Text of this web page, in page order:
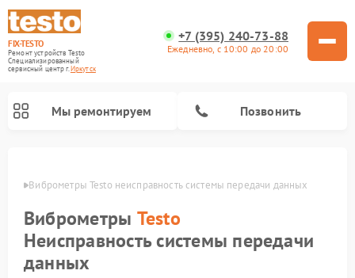
FIX-TESTO
Ремонт устройств Testo
Специализированный
cервисный центр г.Иркутск
+7 (395) 240-73-88
Ежедневно, с 10:00 до 20:00
Мы ремонтируем Позвонить
Виброметры Testo неисправность системы передачи данных
Виброметры Testo
Неисправность системы передачи
данных